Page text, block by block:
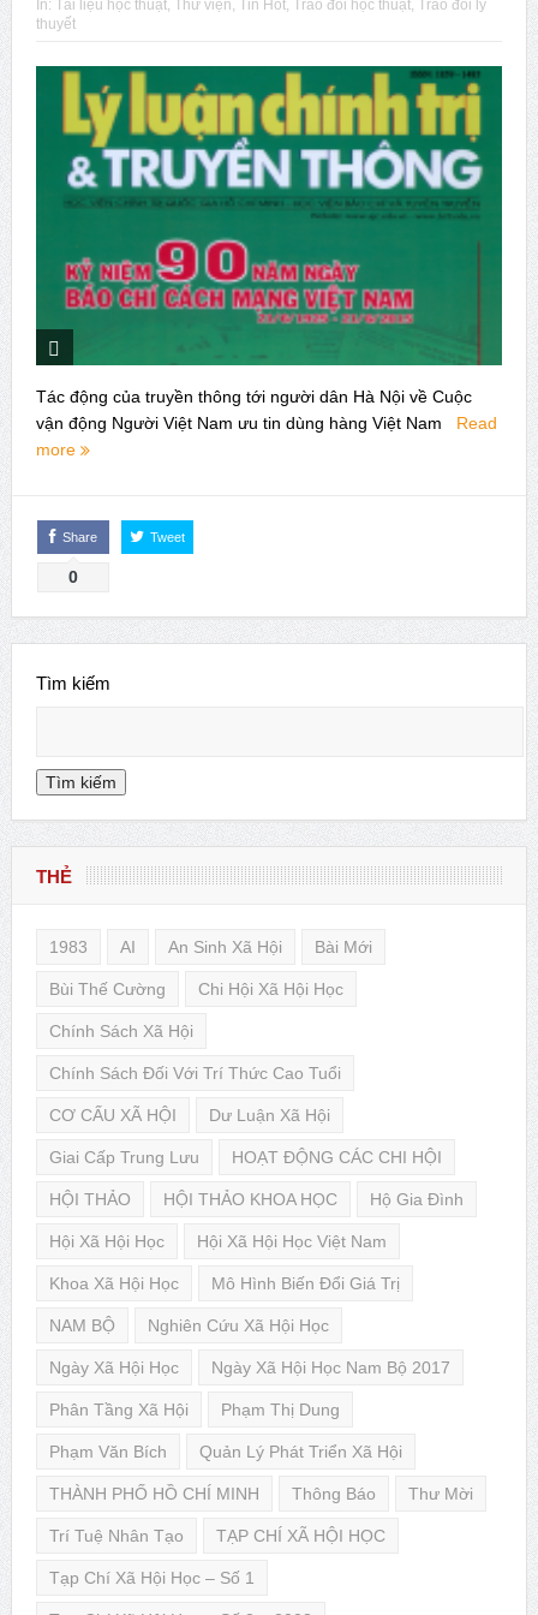
Issue 244, October 2025. News from ISA
pháp về môi trường, y tế tại BRICS
In: Tài liệu học thuật, Thư viện, Tin Hot, Trao đổi học thuật, Trao đổi lý
thuyết
Tác động của truyền thông tới người dân Hà Nội về Cuộc
vận động Người Việt Nam ưu tin dùng hàng Việt Nam Read
more
Share
0
Tweet
Tìm kiếm
Tìm kiếm
THẺ
1983 AI An Sinh Xã Hội Bài Mới
Bùi Thế Cường Chi Hội Xã Hội Học
Chính Sách Xã Hội
Chính Sách Đối Với Trí Thức Cao Tuổi
CƠ CẤU XÃ HỘI Dư Luận Xã Hội
Giai Cấp Trung Lưu HOẠT ĐỘNG CÁC CHI HỘI
HỘI THẢO HỘI THẢO KHOA HỌC Hộ Gia Đình
Hội Xã Hội Học Hội Xã Hội Học Việt Nam
Khoa Xã Hội Học Mô Hình Biến Đổi Giá Trị
NAM BỘ Nghiên Cứu Xã Hội Học
Ngày Xã Hội Học Ngày Xã Hội Học Nam Bộ 2017
Phân Tầng Xã Hội Phạm Thị Dung
Phạm Văn Bích Quản Lý Phát Triển Xã Hội
THÀNH PHỐ HỒ CHÍ MINH Thông Báo Thư Mời
Trí Tuệ Nhân Tạo TẠP CHÍ XÃ HỘI HỌC
Tạp Chí Xã Hội Học – Số 1